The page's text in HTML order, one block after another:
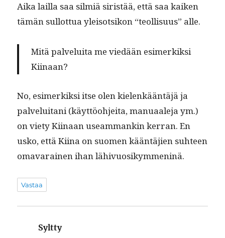
Aika lail­la saa silmiä siristää, että saa kaiken
tämän sul­lot­tua yleisot­sikon “teol­lisu­us” alle.
Mitä palvelui­ta me viedään esimerkik­si
Kiinaan?
No, esimerkik­si itse olen kie­lenkään­täjä ja
palvelui­tani (käyt­töo­hjei­ta, man­u­aale­ja ym.)
on viety Kiinaan use­am­mankin ker­ran. En
usko, että Kiina on suomen kään­täjien suh­teen
omavarainen ihan lähivuosikymmeninä.
Vastaa
Sylttysanoo: